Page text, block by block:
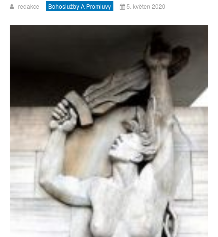
redakce Bohoslužby A Promluvy 5. květen 2020